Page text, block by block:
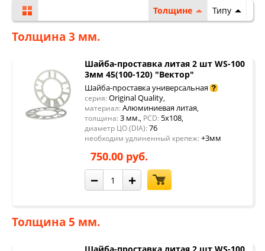
Толщине Типу
Толщина 3 мм.
Шайба-проставка литая 2 шт WS-100
3мм 45(100-120) "Вектор"
Шайба-проставка универсальная
серия: Original Quality,
материал: Алюминиевая литая,
толщина: 3 мм., PCD: 5x108,
диаметр ЦО (DIA): 76
необходим удлиненный крепеж: +3мм
750.00 руб.
− +
Толщина 5 мм.